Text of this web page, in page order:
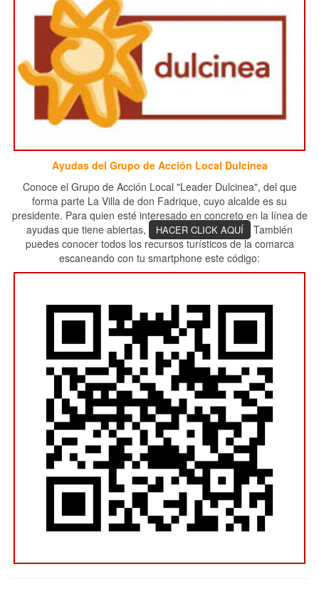
Ayudas del Grupo de Acción Local Dulcinea
Conoce el Grupo de Acción Local "Leader Dulcinea", del que
forma parte La Villa de don Fadrique, cuyo alcalde es su
presidente. Para quien esté interesado en concreto en la línea de
ayudas que tiene abiertas,
HACER CLICK AQUÍ
También
puedes conocer todos los recursos turísticos de la comarca
escaneando con tu smartphone este código: